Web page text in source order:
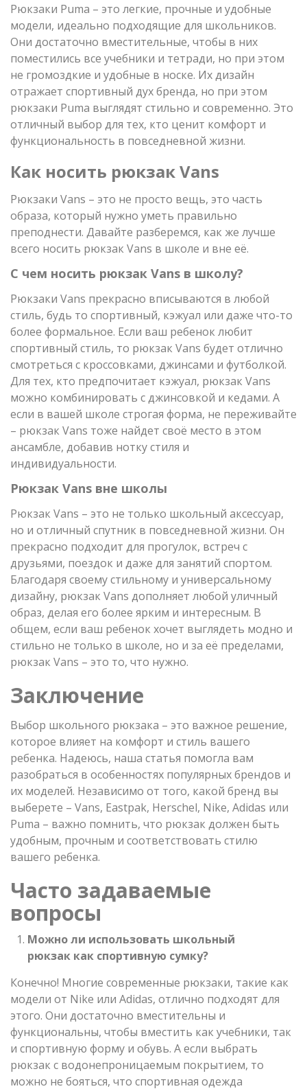
Рюкзаки Puma – это легкие, прочные и удобные
модели, идеально подходящие для школьников.
Они достаточно вместительные, чтобы в них
поместились все учебники и тетради, но при этом
не громоздкие и удобные в носке. Их дизайн
отражает спортивный дух бренда, но при этом
рюкзаки Puma выглядят стильно и современно. Это
отличный выбор для тех, кто ценит комфорт и
функциональность в повседневной жизни.
Как носить рюкзак Vans
Рюкзаки Vans – это не просто вещь, это часть
образа, который нужно уметь правильно
преподнести. Давайте разберемся, как же лучше
всего носить рюкзак Vans в школе и вне её.
С чем носить рюкзак Vans в школу?
Рюкзаки Vans прекрасно вписываются в любой
стиль, будь то спортивный, кэжуал или даже что-то
более формальное. Если ваш ребенок любит
спортивный стиль, то рюкзак Vans будет отлично
смотреться с кроссовками, джинсами и футболкой.
Для тех, кто предпочитает кэжуал, рюкзак Vans
можно комбинировать с джинсовкой и кедами. А
если в вашей школе строгая форма, не переживайте
– рюкзак Vans тоже найдет своё место в этом
ансамбле, добавив нотку стиля и
индивидуальности.
Рюкзак Vans вне школы
Рюкзак Vans – это не только школьный аксессуар,
но и отличный спутник в повседневной жизни. Он
прекрасно подходит для прогулок, встреч с
друзьями, поездок и даже для занятий спортом.
Благодаря своему стильному и универсальному
дизайну, рюкзак Vans дополняет любой уличный
образ, делая его более ярким и интересным. В
общем, если ваш ребенок хочет выглядеть модно и
стильно не только в школе, но и за её пределами,
рюкзак Vans – это то, что нужно.
Заключение
Выбор школьного рюкзака – это важное решение,
которое влияет на комфорт и стиль вашего
ребенка. Надеюсь, наша статья помогла вам
разобраться в особенностях популярных брендов и
их моделей. Независимо от того, какой бренд вы
выберете – Vans, Eastpak, Herschel, Nike, Adidas или
Puma – важно помнить, что рюкзак должен быть
удобным, прочным и соответствовать стилю
вашего ребенка.
Часто задаваемые
вопросы
Можно ли использовать школьный
рюкзак как спортивную сумку?
Конечно! Многие современные рюкзаки, такие как
модели от Nike или Adidas, отлично подходят для
этого. Они достаточно вместительны и
функциональны, чтобы вместить как учебники, так
и спортивную форму и обувь. А если выбрать
рюкзак с водонепроницаемым покрытием, то
можно не бояться, что спортивная одежда